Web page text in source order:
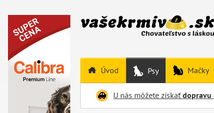
Úvod Psy Mačky
U nás môžete získaťdopravu